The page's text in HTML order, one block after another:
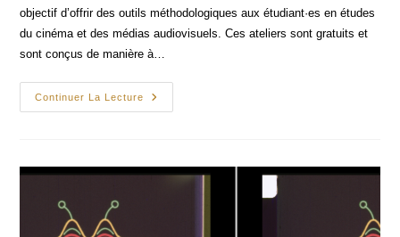
objectif d’offrir des outils méthodologiques aux étudiant·es en études
du cinéma et des médias audiovisuels. Ces ateliers sont gratuits et
sont conçus de manière à…
Continuer La Lecture
Deuxième
Atelier
Questionnaire